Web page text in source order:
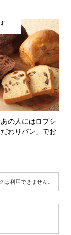
の人にはロブシ
わりパン」でお
は利用できません。